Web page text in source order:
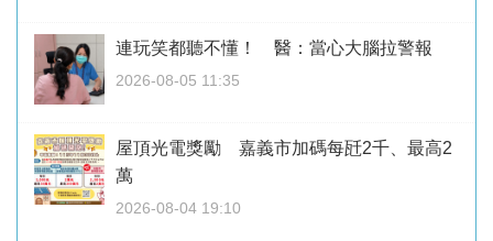
連玩笑都聽不懂！ 醫：當心大腦拉警報
2026-08-05 11:35
屋頂光電獎勵 嘉義市加碼每瓩2千、最高2
萬
2026-08-04 19:10